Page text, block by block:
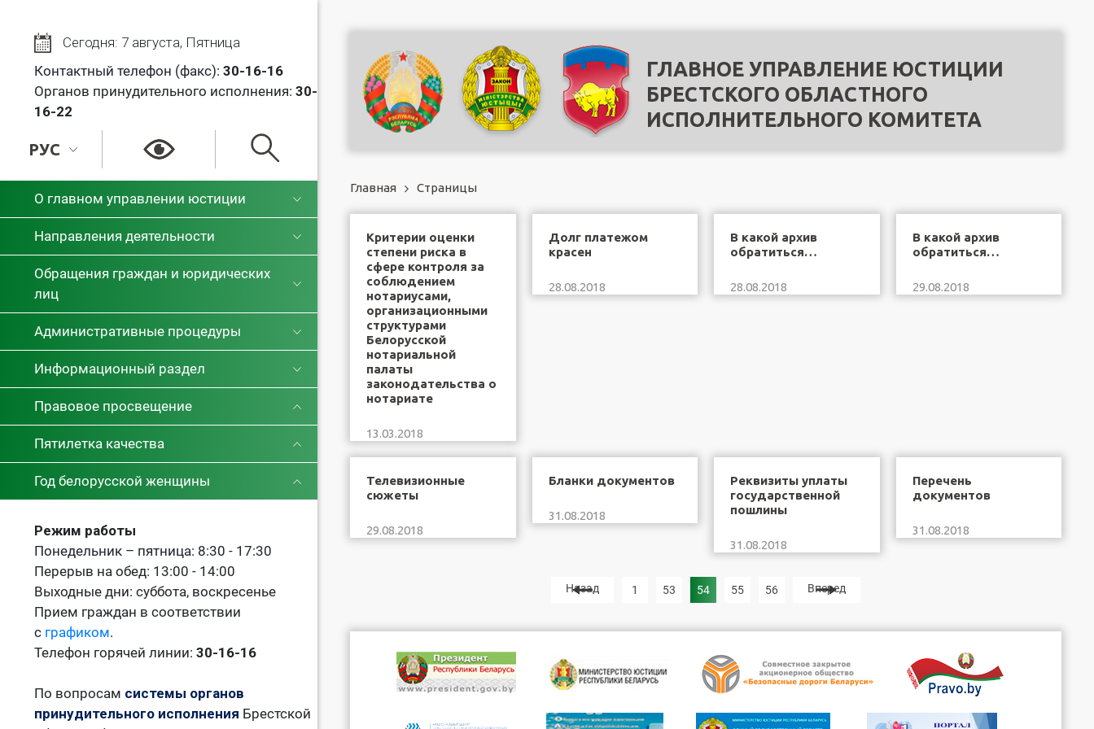
Сегодня: 7 августа, Пятница
Контактный телефон (факс): 30-16-16
Органов принудительного исполнения: 30-
16-22
РУС
О главном управлении юстиции
Направления деятельности
Обращения граждан и юридических
лиц
Административные процедуры
Информационный раздел
Правовое просвещение
Пятилетка качества
Год белорусской женщины
Режим работы
Понедельник – пятница: 8:30 - 17:30
Перерыв на обед: 13:00 - 14:00
Выходные дни: суббота, воскресенье
Прием граждан в соответствии
с графиком.
Телефон горячей линии: 30-16-16
По вопросам системы органов
принудительного исполнения Брестской
ГЛАВНОЕ УПРАВЛЕНИЕ ЮСТИЦИИ
БРЕСТСКОГО ОБЛАСТНОГО
ИСПОЛНИТЕЛЬНОГО КОМИТЕТА
Главная Страницы
Критерии оценки
степени риска в
сфере контроля за
соблюдением
нотариусами,
организационными
структурами
Белорусской
нотариальной
палаты
законодательства о
нотариате
13.03.2018
Долг платежом
красен
28.08.2018
В какой архив
обратиться…
28.08.2018
В какой архив
обратиться…
29.08.2018
Телевизионные
сюжеты
29.08.2018
Бланки документов
31.08.2018
Реквизиты уплаты
государственной
пошлины
31.08.2018
Перечень
документов
31.08.2018
Назад 1 53 54 55 56 Вперед